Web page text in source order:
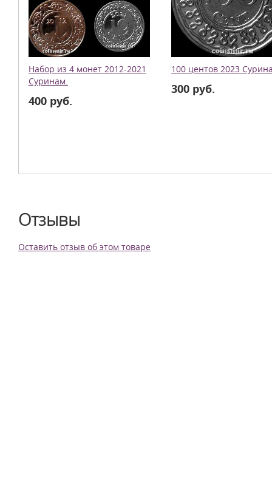
Набор из 4 монет 2012-2021
Суринам.
400 руб.
100 центов 2023
300 руб.
Отзывы
Оставить отзыв об этом товаре